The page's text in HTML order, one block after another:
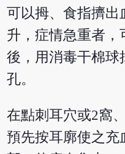
可以拇、食指擠出
升，症情急重者，
後，用消毒干棉球
孔。
在點刺耳穴或2窩
預先按耳廓使之充